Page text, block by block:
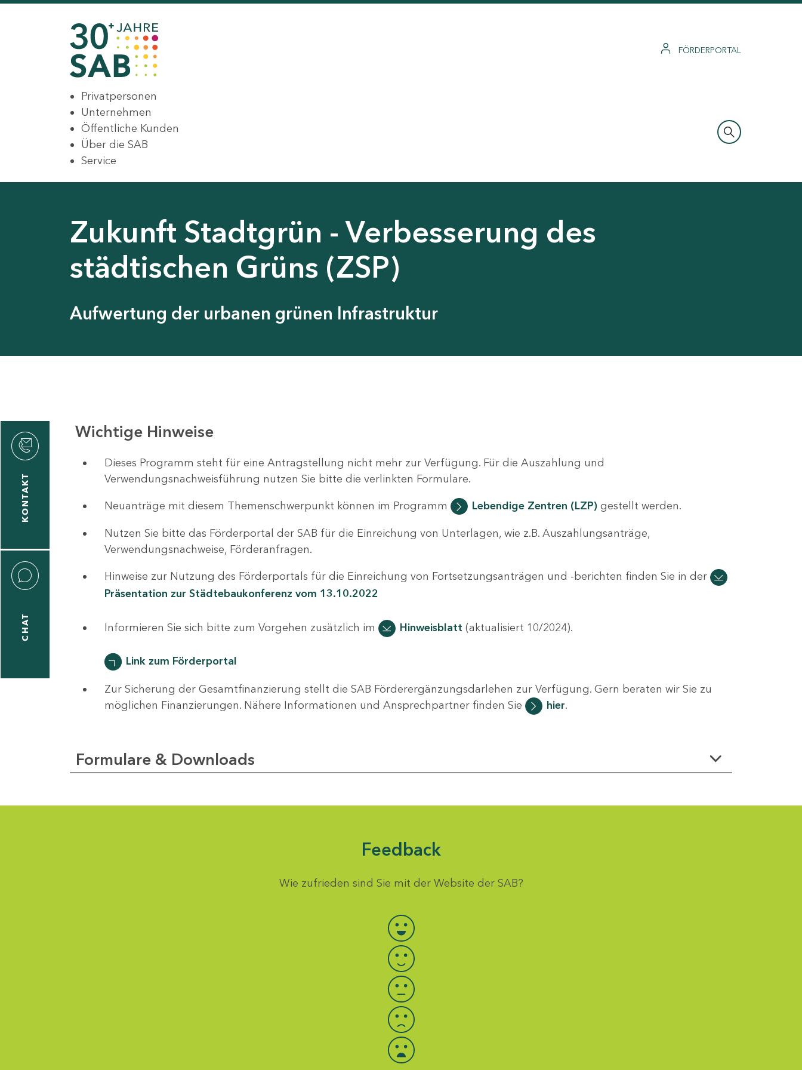
FÖRDERPORTAL
Privatpersonen
Unternehmen
Öffentliche Kunden
Über die SAB
Service
Zukunft Stadtgrün - Verbesserung des
städtischen Grüns (ZSP)
Aufwertung der urbanen grünen Infrastruktur
KONTAKT
CHAT
Wichtige Hinweise
Dieses Programm steht für eine Antragstellung nicht mehr zur Verfügung. Für die Auszahlung und
Verwendungsnachweisführung nutzen Sie bitte die verlinkten Formulare.
Neuanträge mit diesem Themenschwerpunkt können im Programm Lebendige Zentren (LZP)gestellt werden.
Nutzen Sie bitte das Förderportal der SAB für die Einreichung von Unterlagen, wie z.B. Auszahlungsanträge,
Verwendungsnachweise, Förderanfragen.
Hinweise zur Nutzung des Förderportals für die Einreichung von Fortsetzungsanträgen und -berichten finden Sie in der
Präsentation zur Städtebaukonferenz vom 13.10.2022
Informieren Sie sich bitte zum Vorgehen zusätzlich im Hinweisblatt (aktualisiert 10/2024).
Link zum Förderportal
Zur Sicherung der Gesamtfinanzierung stellt die SAB Förderergänzungsdarlehen zur Verfügung. Gern beraten wir Sie zu
möglichen Finanzierungen. Nähere Informationen und Ansprechpartner finden Sie
hier.
Formulare & Downloads
Feedback
Wie zufrieden sind Sie mit der Website der SAB?
Bewertung auswählen